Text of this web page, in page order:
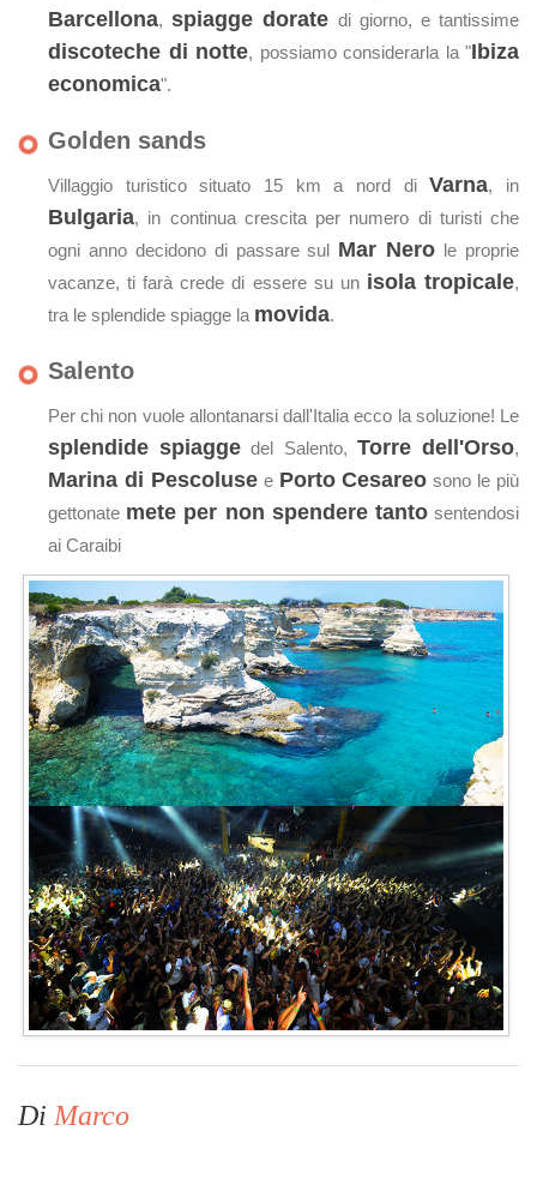
Barcellona,spiagge dorate di giorno, e tantissime
discoteche di notte, possiamo considerarla la "Ibiza
economica".
Golden sands
Villaggio turistico situato 15 km a nord diVarna, in
Bulgaria, in continua crescita per numero di turisti che
ogni anno decidono di passare sul Mar Nero le proprie
vacanze, ti farà crede di essere su un isola tropicale,
tra le splendide spiagge la movida.
Salento
Per chi non vuole allontanarsi dall'Italia ecco la soluzione! Le
splendide spiagge del Salento, Torre dell'Orso,
Marina di Pescolusee Porto Cesareo sono le più
gettonate mete per non spendere tantosentendosi
ai Caraibi
Di Marco